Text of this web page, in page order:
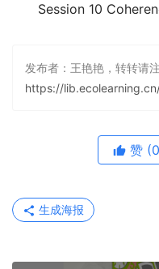
Session 10
发布者：王艳艳，转转请
https://
赞
生成海报